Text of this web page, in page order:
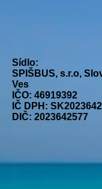
Sídlo:
SPIŠBUS, s.r.o,
Ves
IČO: 46919392
IČ DPH:
DIČ: 2023642577